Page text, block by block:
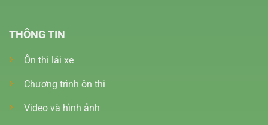
THÔNG TIN
Ôn thi lái xe
Chương trình ôn thi
Video và hình ảnh